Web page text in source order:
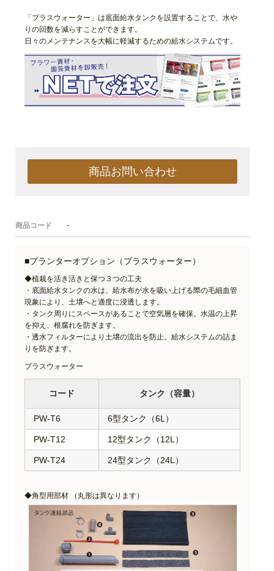
「プラスウォーター」は底面給水タンクを設置することで、水や
りの回数を減らすことができます。
日々のメンテナンスを大幅に軽減するための給水システムです。
商品お問い合わせ
商品コード -
■プランターオプション（プラスウォーター）
◆植栽を活き活きと保つ３つの工夫
・底面給水タンクの水は、給水布が水を吸い上げる際の毛細血管
現象により、土壌へと適度に浸透します。
・タンク周りにスペースがあることで空気層を確保。水温の上昇
を抑え、根腐れを防ぎます。
・透水フィルターにより土壌の流出を防止。給水システムの詰ま
りを防ぎます。
プラスウォーター
コード タンク（容量）
PW-T6 6型タンク（6L）
PW-T12 12型タンク（12L）
PW-T24 24型タンク（24L）
◆角型用部材 （丸形は異なります）